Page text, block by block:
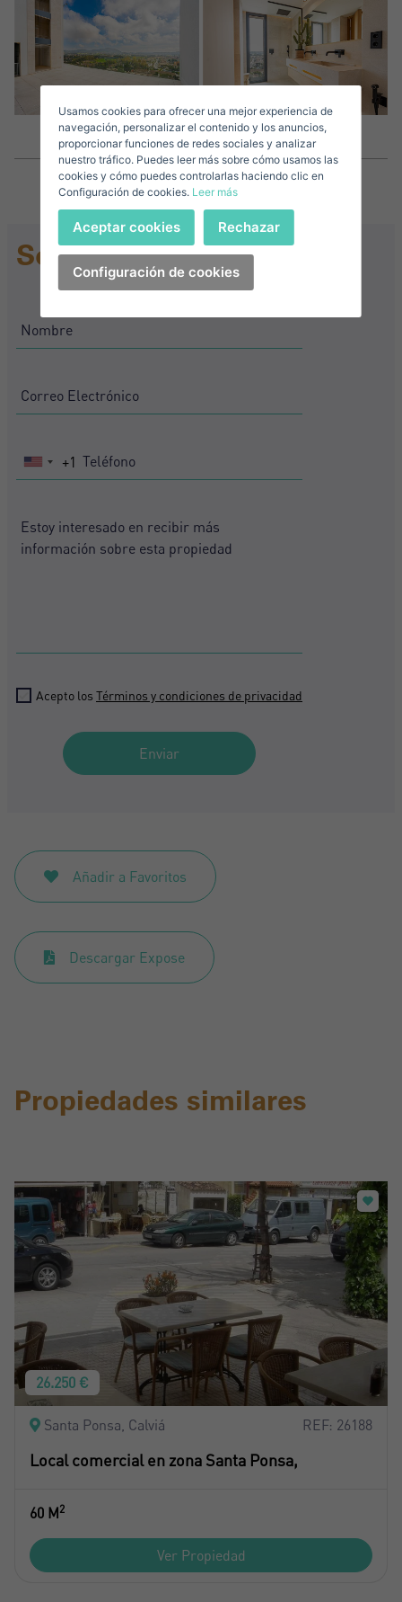
Solicitar Información
United
+1
Acepto los Términos y condiciones de privacidad
Enviar
Añadir a Favoritos
Descargar Expose
Descargar Expose
Acepto losTérminos y condiciones de privacidad
Propiedades similares
26.250 €
Santa Ponsa, Calviá REF: 26188
Local comercial en zona Santa Ponsa,
60 M2
Ver Propiedad
Accede a tu cuenta
Iniciar sesión
¿Has olvidado tu contraseña?
He olvidado mi contraseña
Crear una cuenta
Apellidos*
Correo Electrónico*
Teléfono*
United
States
+1
+1
Vende tu Propiedad
United
States
+1
+1
Usamos cookies para ofrecer una mejor experiencia de
navegación, personalizar el contenido y los anuncios,
proporcionar funciones de redes sociales y analizar
nuestro tráfico. Puedes leer más sobre cómo usamos las
cookies y cómo puedes controlarlas haciendo clic en
Configuración de cookies. Leer más
Configuración de cookies
Aceptar cookies Rechazar